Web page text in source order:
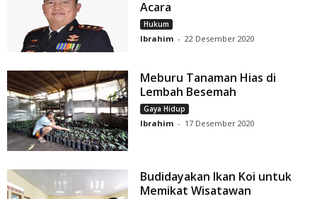
Acara
Hukum
Ibrahim - 22 Desember 2020
Meburu Tanaman Hias di
Lembah Besemah
Gaya Hidup
Ibrahim - 17 Desember 2020
Budidayakan Ikan Koi untuk
Memikat Wisatawan